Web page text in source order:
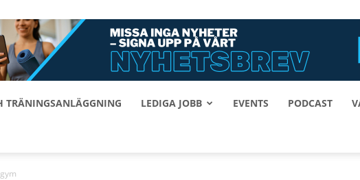
TRÄNINGSANLÄGGNING LEDIGA JOBB EVENTS PODCAST